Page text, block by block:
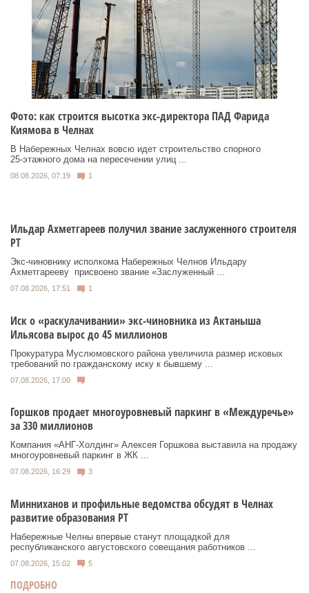
Фото: как строится высотка экс-директора ПАД Фарида
Киямова в Челнах
В Набережных Челнах вовсю идет строительство спорного
25‑этажного дома на пересечении улиц ...
08.08.2026, 07:19 1
Ильдар Ахметгареев получил звание заслуженного строителя
РТ
Экс‑чиновнику исполкома Набережных Челнов Ильдару
Ахметгарееву присвоено звание «Заслуженный ...
07.08.2026, 17:51 1
Иск о «раскулачивании» экс-чиновника из Актаныша
Ильясова вырос до 45 миллионов
Прокуратура Муслюмовского района увеличила размер исковых
требований по гражданскому иску к бывшему ...
07.08.2026, 17:00
Горшков продает многоуровневый паркинг в «Междуречье»
за 330 миллионов
Компания «АНГ-Холдинг» Алексея Горшкова выставила на продажу
многоуровневый паркинг в ЖК ...
07.08.2026, 16:29 3
Минниханов и профильные ведомства обсудят в Челнах
развитие образования РТ
Набережные Челны впервые станут площадкой для
республиканского августовского совещания работников ...
07.08.2026, 15:02 5
ПОДРОБНО